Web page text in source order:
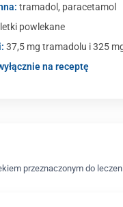
tramadol, paracetamol
powlekane
37,5 mg tramadolu i 325
na receptę
przeznaczonym do